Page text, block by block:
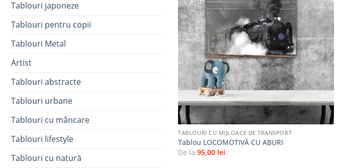
Tablouri japoneze
Tablouri pentru copii
Tablouri Metal
Artist
Tablouri abstracte
Tablouri urbane
Tablouri cu mâncare
Tablouri lifestyle
Tablouri cu natură
Adaugă
favorite
TABLOURI CU MIJLOACE DE TRANSPORT
Tablou LOCOMOTIVĂ CU ABURI
De la95,00 lei